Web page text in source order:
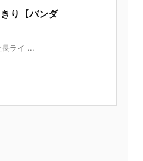
り【バンダ
ライ ...